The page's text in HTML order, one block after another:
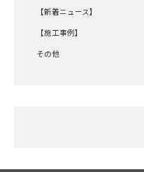
【新着ニュース】
【施工事例】
その他